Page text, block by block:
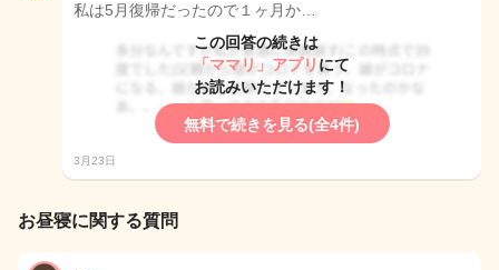
私は5月復帰だったので１ヶ月か…
この回答の続きは
「ママリ」アプリ にて
お読みいただけます！
無料で続きを見る(全4件)
3月23日
お昼寝に関する質問